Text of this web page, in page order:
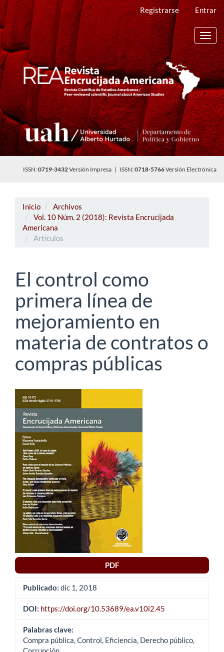
Navegación
principal
Contenido
principal
Barra
lateral
Registrarse Entrar
ISSN:0719-3432Versión Impresa | ISSN:0718-5766Versión Electrónica
Inicio
Archivos
Vol. 10 Núm. 2 (2018): Revista Encrucijada
Americana
Artículos
El control como
primera línea de
mejoramiento en
materia de contratos o
compras públicas
Barra
lateral
del
artículo
PDF
Publicado: dic 1, 2018
DOI: https://doi.org/10.53689/ea.v10i2.45
Palabras clave:
Compra pública, Control, Eficiencia, Derecho público,